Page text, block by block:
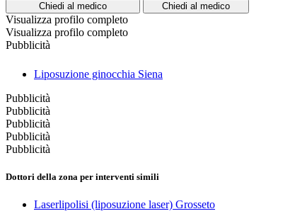
Chiedi al medico Chiedi al medico
Visualizza profilo completo
Visualizza profilo completo
Pubblicità
Liposuzione ginocchia Siena
Pubblicità
Pubblicità
Pubblicità
Pubblicità
Pubblicità
Dottori della zona per interventi simili
Laserlipolisi (liposuzione laser) Grosseto